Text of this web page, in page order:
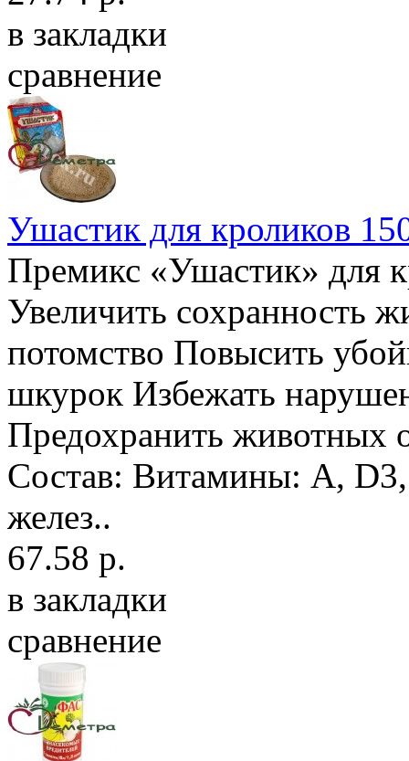
в закладки
сравнение
Ушастик для кроликов
Премикс «Ушастик» для
Увеличить сохранность
потомство Повысить
шкурок Избежать
Предохранить животных
Состав: Витамины: А,
желез..
67.58 р.
в закладки
сравнение